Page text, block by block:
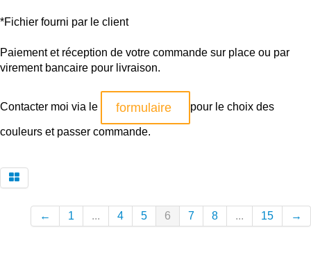
*Fichier fourni par le client
Paiement et réception de votre commande sur place ou par
virement bancaire pour livraison.
Contacter moi via le formulaire pour le choix des
couleurs et passer commande.
← 1 ... 4 5 6 7 8 ... 15 →